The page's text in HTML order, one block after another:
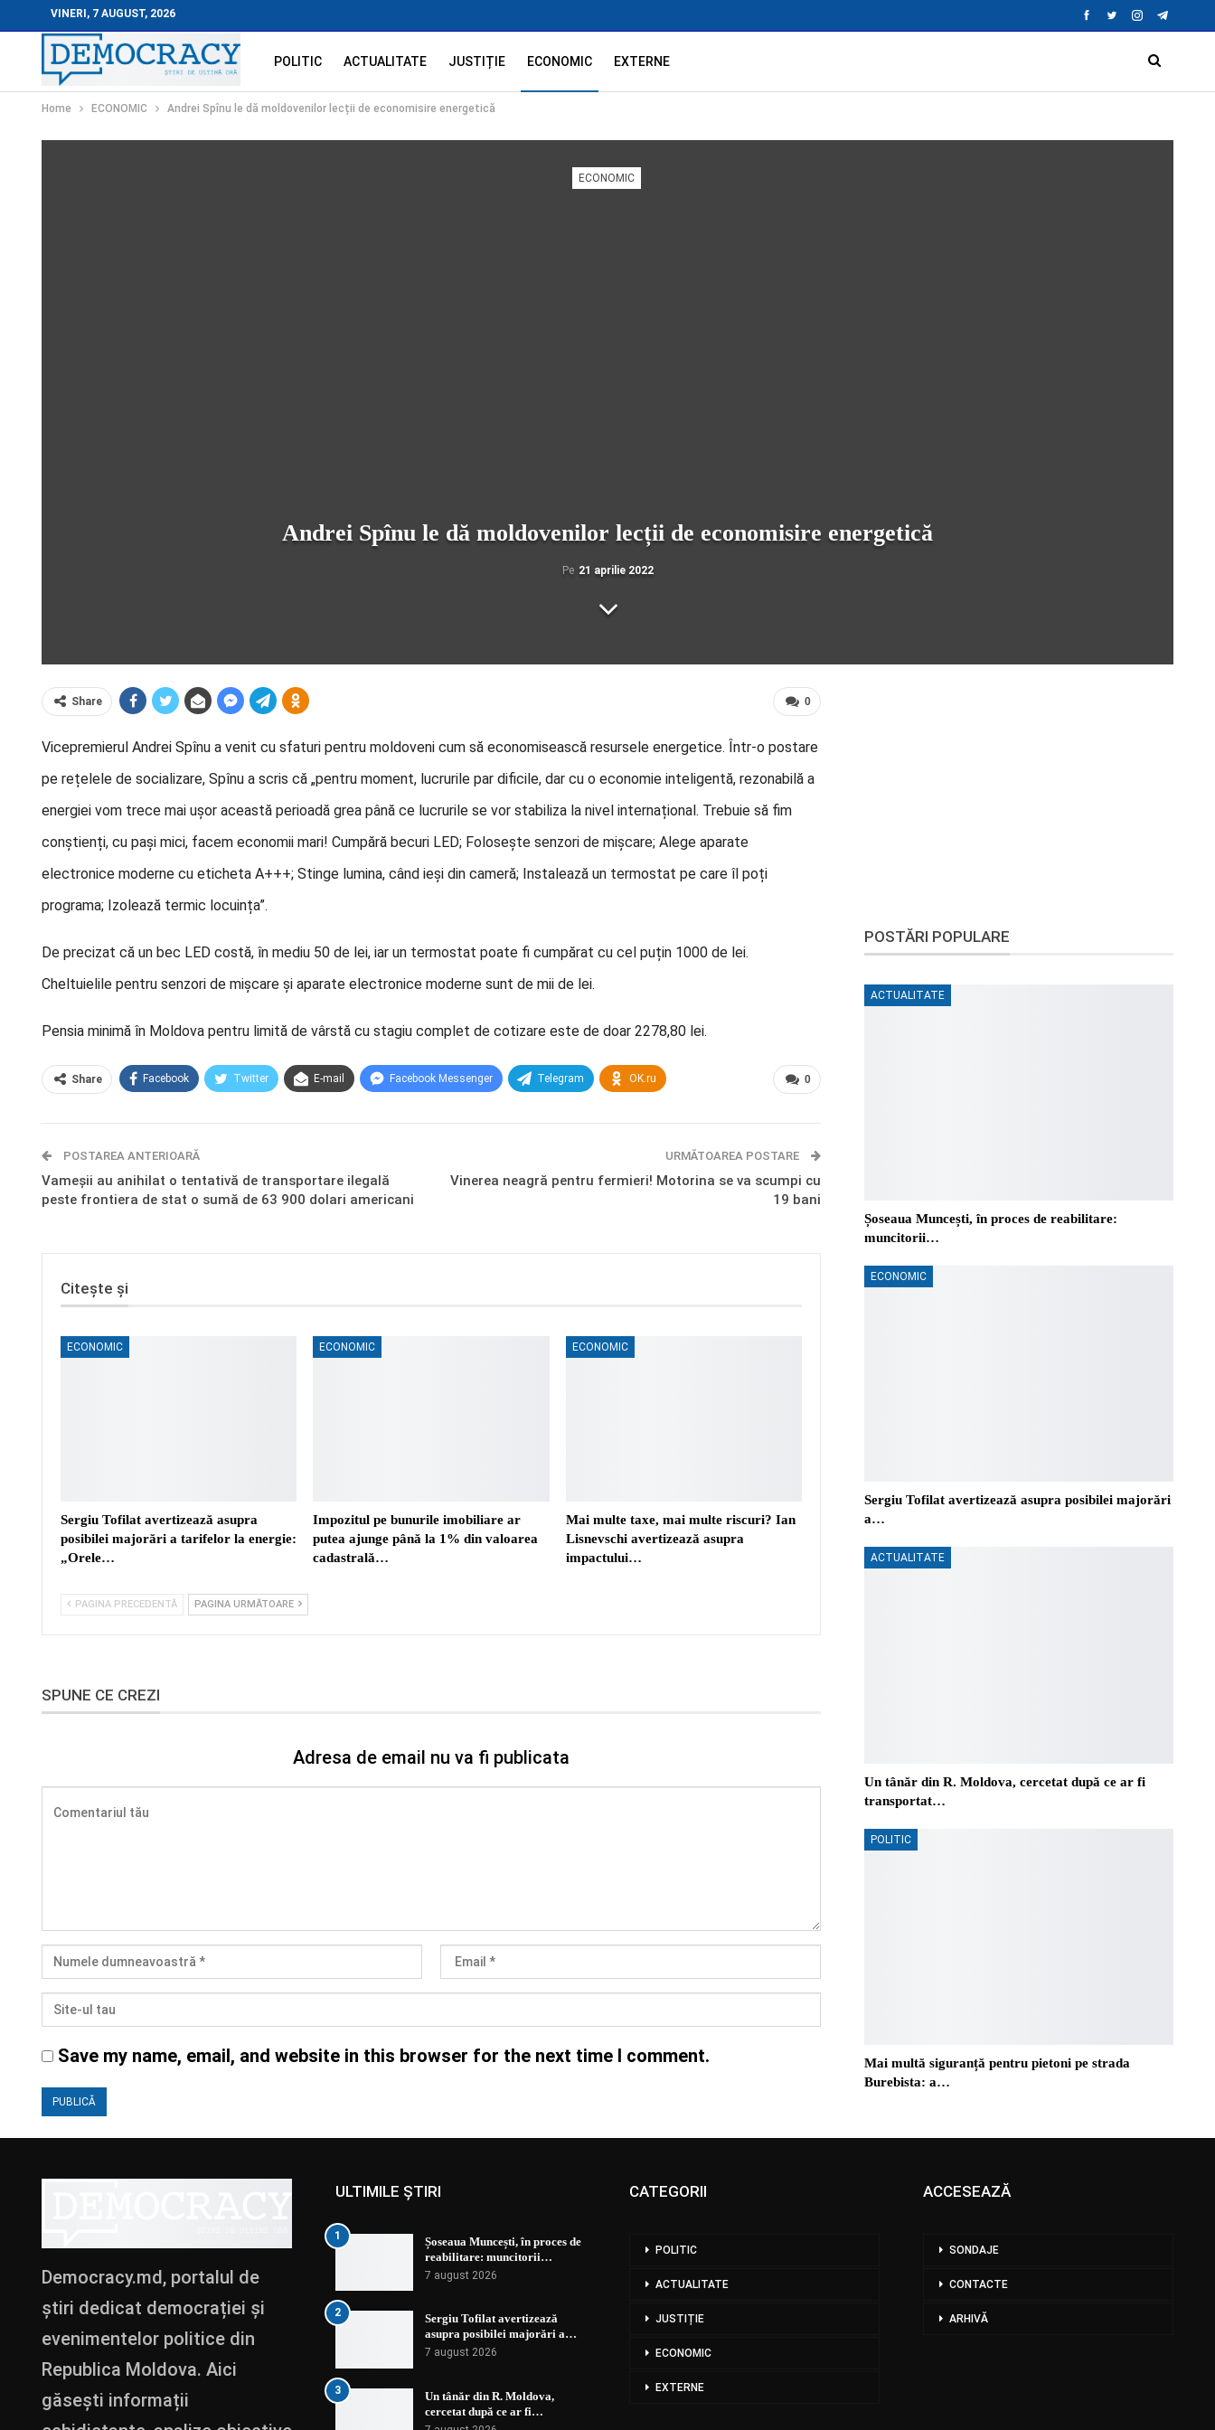
VINERI, 7 AUGUST, 2026
POLITIC ACTUALITATE JUSTIȚIE ECONOMIC EXTERNE
Home ECONOMIC Andrei Spînu le dă moldovenilor lecții de economisire energetică
ECONOMIC
Andrei Spînu le dă moldovenilor lecții de economisire energetică
Pe 21 aprilie 2022
0
Share
Vicepremierul Andrei Spînu a venit cu sfaturi pentru moldoveni cum să economisească resursele energetice. Într-o postare
pe rețelele de socializare, Spînu a scris că „pentru moment, lucrurile par dificile, dar cu o economie inteligentă, rezonabilă a
energiei vom trece mai ușor această perioadă grea până ce lucrurile se vor stabiliza la nivel internațional. Trebuie să fim
conștienți, cu pași mici, facem economii mari! Cumpără becuri LED; Folosește senzori de mișcare; Alege aparate
electronice moderne cu eticheta A+++; Stinge lumina, când ieși din cameră; Instalează un termostat pe care îl poți
programa; Izolează termic locuința”.
De precizat că un bec LED costă, în mediu 50 de lei, iar un termostat poate fi cumpărat cu cel puțin 1000 de lei.
Cheltuielile pentru senzori de mișcare și aparate electronice moderne sunt de mii de lei.
Pensia minimă în Moldova pentru limită de vârstă cu stagiu complet de cotizare este de doar 2278,80 lei.
0
Share Facebook Twitter E-mail Facebook Messenger Telegram OK.ru
POSTAREA ANTERIOARĂ
Vameșii au anihilat o tentativă de transportare ilegală
peste frontiera de stat o sumă de 63 900 dolari americani
URMĂTOAREA POSTARE
Vinerea neagră pentru fermieri! Motorina se va scumpi cu
19 bani
Citește și
ECONOMIC
Sergiu Tofilat avertizează asupra
posibilei majorări a tarifelor la energie:
„Orele…
ECONOMIC
Impozitul pe bunurile imobiliare ar
putea ajunge până la 1% din valoarea
cadastrală…
ECONOMIC
Mai multe taxe, mai multe riscuri? Ian
Lisnevschi avertizează asupra
impactului…
PAGINA PRECEDENTĂ PAGINA URMĂTOARE
SPUNE CE CREZI
Adresa de email nu va fi publicata
Save my name, email, and website in this browser for the next time I comment.
POSTĂRI POPULARE
ACTUALITATE
Șoseaua Muncești, în proces de reabilitare:
muncitorii…
ECONOMIC
Sergiu Tofilat avertizează asupra posibilei majorări
a…
ACTUALITATE
Un tânăr din R. Moldova, cercetat după ce ar fi
transportat…
POLITIC
Mai multă siguranță pentru pietoni pe strada
Burebista: a…
Democracy.md, portalul de
știri dedicat democrației și
evenimentelor politice din
Republica Moldova. Aici
găsești informații
ULTIMILE ȘTIRI
1
Șoseaua Muncești, în proces de
reabilitare: muncitorii…
7 august 2026
2
Sergiu Tofilat avertizează
asupra posibilei majorări a…
7 august 2026
3
Un tânăr din R. Moldova,
cercetat după ce ar fi…
CATEGORII
POLITIC
ACTUALITATE
JUSTIȚIE
ECONOMIC
EXTERNE
ACCESEAZĂ
SONDAJE
CONTACTE
ARHIVĂ